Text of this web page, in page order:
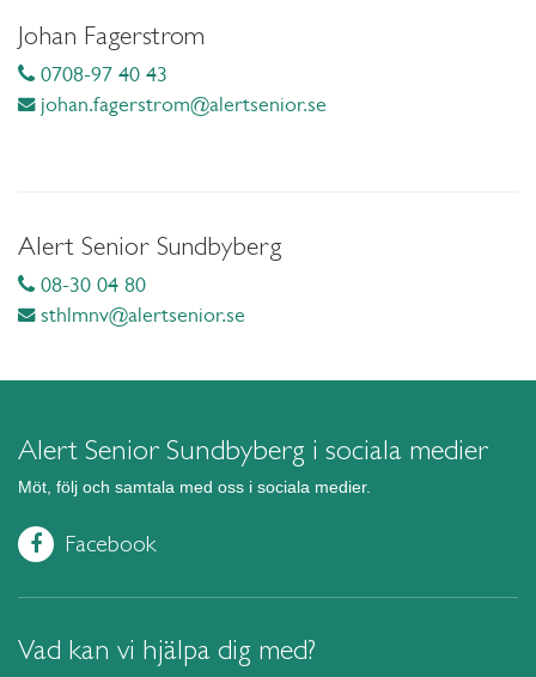
Johan Fagerstrom
0708-97 40 43
johan.fagerstrom@alertsenior.se
Alert Senior Sundbyberg
08-30 04 80
sthlmnv@alertsenior.se
Alert Senior Sundbyberg i sociala medier
Möt, följ och samtala med oss i sociala medier.
Facebook
Vad kan vi hjälpa dig med?